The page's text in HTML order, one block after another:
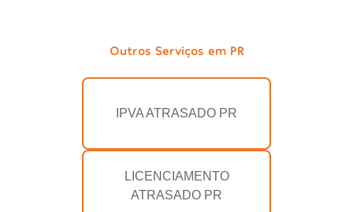
Outros Serviços em PR
IPVA ATRASADO PR
LICENCIAMENTO
ATRASADO PR